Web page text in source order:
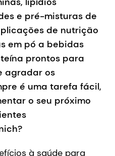
e pré-misturas de
de nutrição
em pó a bebidas
prontos para
agradar os
é uma tarefa fácil,
o seu próximo
à saúde para